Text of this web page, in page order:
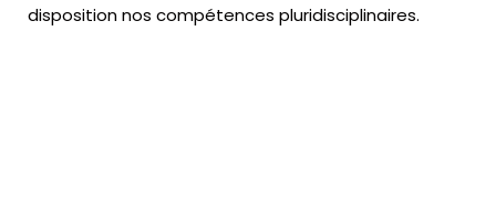
disposition nos compétences pluridisciplinaires.